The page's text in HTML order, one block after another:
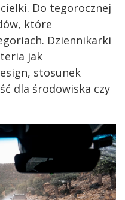
Do tegorocznej
które
Dziennikarki
jak
stosunek
dla środowiska czy